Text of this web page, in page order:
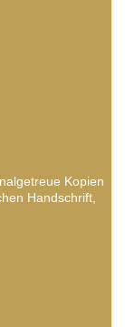
Kopien
Handschrift,